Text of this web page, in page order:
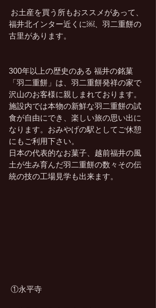
福井北インター近くに￼、羽二重餅の
古里があります。
300年以上の歴史のある 福井の銘菓
「羽二重餅」は、羽二重餅発祥の家で
沢山のお客様に親しまれております。
施設内では本物の新鮮な羽二重餅の試
食が自由にでき、楽しい旅の思い出に
なります。おみやげの駅としてご休憩
にもご利用下さい。
日本の代表的なお菓子、越前福井の風
土が生み育んだ羽二重餅の数々その伝
統の技の工場見学も出来ます。
①永平寺